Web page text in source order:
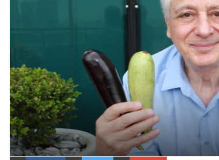
Ecopirin Reçetesiz